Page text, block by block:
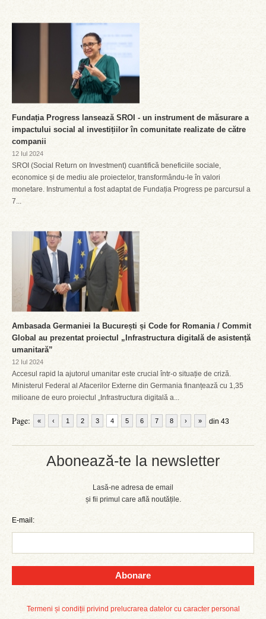
Abonează-te la newsletter
Lasă-ne adresa de email
și fii primul care află noutățile.
E-mail:
Abonare
Termeni și condiții privind prelucrarea datelor cu caracter personal
Fundația Progress lansează SROI - un instrument de măsurare a
impactului social al investițiilor în comunitate realizate de către
companii
12 Iul 2024
SROI (Social Return on Investment) cuantifică beneficiile sociale,
economice și de mediu ale proiectelor, transformându-le în valori
monetare. Instrumentul a fost adaptat de Fundația Progress pe parcursul a
7...
Ambasada Germaniei la București și Code for Romania / Commit
Global au prezentat proiectul „Infrastructura digitală de asistență
umanitară”
12 Iul 2024
Accesul rapid la ajutorul umanitar este crucial într-o situație de criză.
Ministerul Federal al Afacerilor Externe din Germania finanțează cu 1,35
milioane de euro proiectul „Infrastructura digitală a...
Page: « ‹ 1 2 3 4 5 6 7 8 din 43
› »